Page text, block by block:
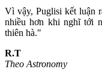
Vì vậy, Puglisi kết luận
nhiều hơn khi nghĩ tới
thiên hà."
R.T
Theo Astronomy